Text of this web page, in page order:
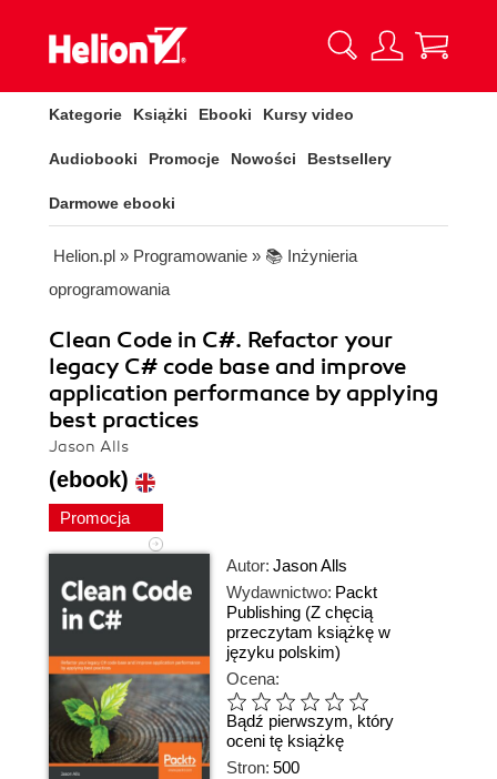
Kategorie Książki Ebooki Kursy video
Audiobooki Promocje Nowości Bestsellery
Darmowe ebooki
Helion.pl » Programowanie » 📚 Inżynieria
oprogramowania
Clean Code in C#. Refactor your
legacy C# code base and improve
application performance by applying
best practices
Jason Alls
(ebook)
Promocja
Autor: Jason Alls
Wydawnictwo: Packt
Publishing (Z chęcią
przeczytam książkę w
języku polskim)
Ocena:
Bądź pierwszym, który
oceni tę książkę
Stron: 500